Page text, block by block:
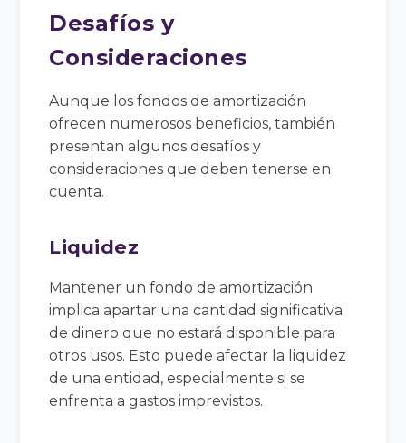
Desafíos y
Consideraciones
Aunque los fondos de amortización
ofrecen numerosos beneficios, también
presentan algunos desafíos y
consideraciones que deben tenerse en
cuenta.
Liquidez
Mantener un fondo de amortización
implica apartar una cantidad significativa
de dinero que no estará disponible para
otros usos. Esto puede afectar la liquidez
de una entidad, especialmente si se
enfrenta a gastos imprevistos.